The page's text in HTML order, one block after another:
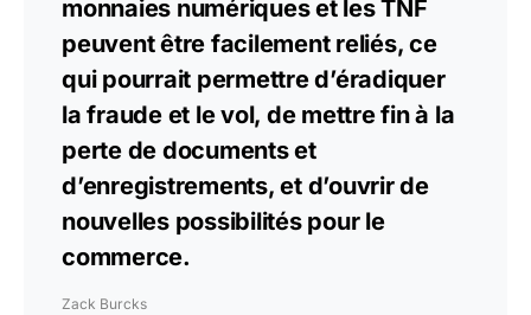
monnaies numériques et les TNF
peuvent être facilement reliés, ce
qui pourrait permettre d’éradiquer
la fraude et le vol, de mettre fin à la
perte de documents et
d’enregistrements, et d’ouvrir de
nouvelles possibilités pour le
commerce.
Zack Burcks